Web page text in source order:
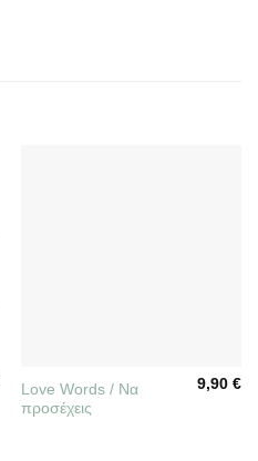
Love Words / Να
προσέχεις
9,90€